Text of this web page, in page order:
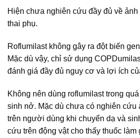
Hiện chưa nghiên cứu đầy đủ về
thai phụ.
Roflumilast không gây ra đột biến
Mặc dù vậy, chỉ sử dụng
đánh giá đầy đủ nguy cơ và lợi ích
Không nên dùng roflumilast trong
sinh nở. Mặc dù chưa có nghiên cứu
trên người dùng khi chuyển dạ và
cứu trên động vật cho thấy thuốc làm